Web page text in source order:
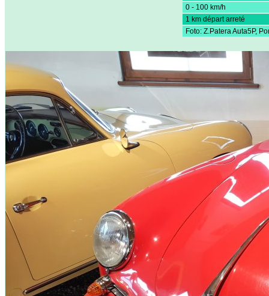
0 - 100 km/h
1 km départ arreté
Foto: Z.Patera Auta5P,